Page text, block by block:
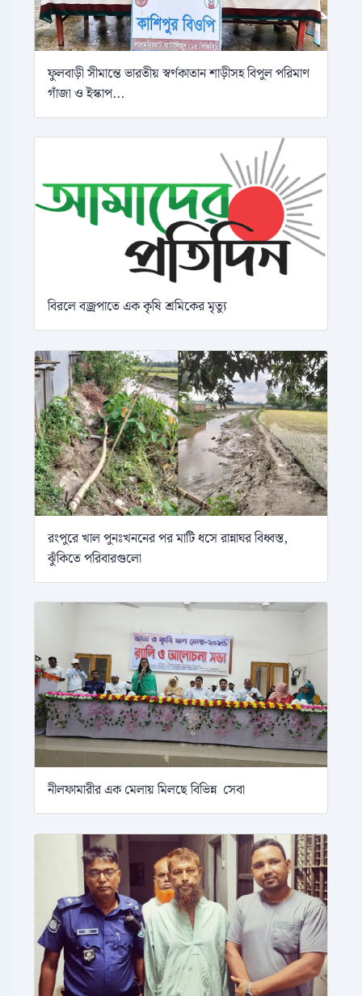
ফুলবাড়ী সীমান্তে ভারতীয় স্বর্ণকাতান শাড়ীসহ বিপুল পরিমাণ
গাঁজা ও ইস্কাপ...
বিরলে বজ্রপাতে এক কৃষি শ্রমিকের মৃত্যু
রংপুরে খাল পুনঃখননের পর মাটি ধসে রান্নাঘর বিধ্বস্ত,
ঝুঁকিতে পরিবারগুলো
নীলফামারীর এক মেলায় মিলছে বিভিন্ন সেবা